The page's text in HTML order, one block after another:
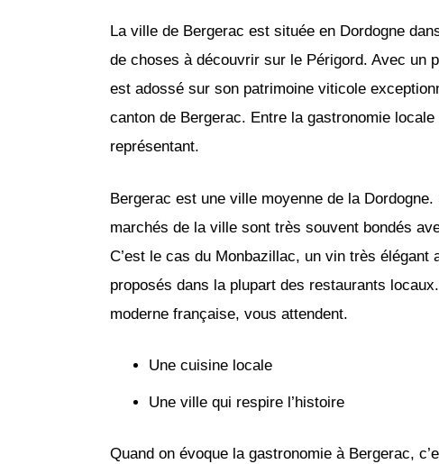
La ville de Bergerac est située en Dordogne
de choses à découvrir sur le Périgord. Avec un
est adossé sur son patrimoine viticole
canton de Bergerac. Entre la gastronomie
représentant.
Bergerac est une ville moyenne de la
marchés de la ville sont très souvent bondés
C’est le cas du Monbazillac, un vin très
proposés dans la plupart des restaurants
moderne française, vous attendent.
Une cuisine locale
Une ville qui respire l’histoire
Quand on évoque la gastronomie à Bergerac,